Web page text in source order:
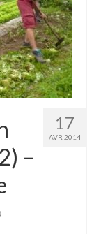
17
AVR 2014
–